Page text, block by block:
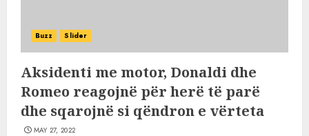
Buzz Slider
Aksidenti me motor, Donaldi dhe
Romeo reagojnë për herë të parë
dhe sqarojnë si qëndron e vërteta
MAY 27, 2022